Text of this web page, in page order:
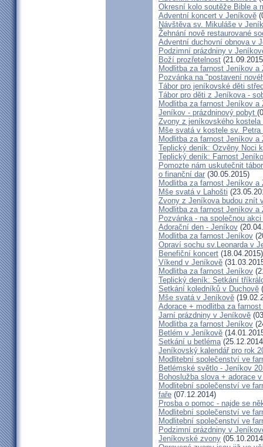
Okresní kolo soutěže Bible a
Adventní koncert v Jeníkově
Návštěva sv. Mikuláše v
Žehnání nově restaurované
Adventní duchovní obnova v
Podzimní prázdniny v
Boží prozřetelnost
Modlitba za farnost Jeníkov a
Pozvánka na "postavení
Tábor pro jeníkovské děti
Tábor pro děti z Jeníkova -
Modlitba za farnost Jeníkov a
Jeníkov - prázdninový pobyt
Zvony z jeníkovského
Mše svatá v kostele sv.
Modlitba za farnost Jeníkov a
Teplický deník: Ozvěny Noci
Teplický deník: Farnost
Pomozte nám uskutečnit
o finanční dar (30.05.2015)
Modlitba za farnost Jeníkov a
Mše svatá v Lahošti
Zvony z Jeníkova budou znít
Modlitba za farnost Jeníkov a
Pozvánka - na společnou
Adorační den - Jeníkov
Modlitba za farnost Jeníkov
Opraví sochu sv.Leonarda v
Benefiční koncert (18.04.2015)
Víkend v Jeníkově
Modlitba za farnost Jeníkov
Teplický deník: Setkání
Setkání koledníků v Duchově
Mše svatá v Jeníkově
Adorace + modlitba za
Jarní prázdniny v Jeníkově
Modlitba za farnost Jeníkov
Betlém v Jeníkově
Setkání u betléma
Jeníkovský kalendář pro rok
Modlitební společenství ve
Betlémské světlo - Jeníkov
Bohoslužba slova + adorace
Modlitební společenství ve
faře (07.12.2014)
Prosba o pomoc - najde se
Modlitební společenství ve
Modlitební společenství ve
Podzimní prázdniny v
Jeníkovské zvony